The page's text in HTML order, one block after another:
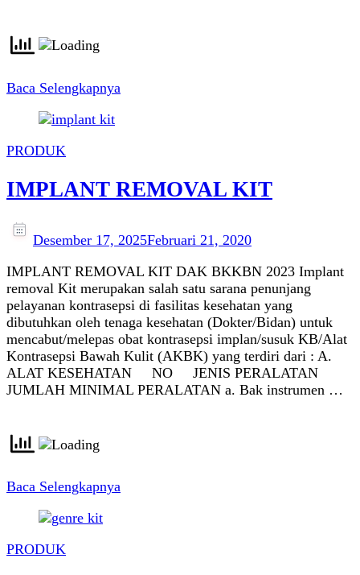
Baca Selengkapnya
PRODUK
IMPLANT REMOVAL KIT
Desember 17, 2025Februari 21, 2020
IMPLANT REMOVAL KIT DAK BKKBN 2023 Implant
removal Kit merupakan salah satu sarana penunjang
pelayanan kontrasepsi di fasilitas kesehatan yang
dibutuhkan oleh tenaga kesehatan (Dokter/Bidan) untuk
mencabut/melepas obat kontrasepsi implan/susuk KB/Alat
Kontrasepsi Bawah Kulit (AKBK) yang terdiri dari : A.
ALAT KESEHATAN NO JENIS PERALATAN
JUMLAH MINIMAL PERALATAN a. Bak instrumen …
Baca Selengkapnya
PRODUK